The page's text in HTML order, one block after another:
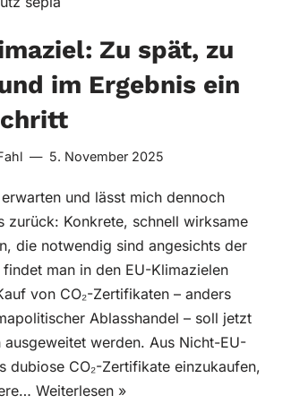
Zu spät, zu
im Ergebnis ein
5. November 2025
und lässt mich dennoch
zurück: Konkrete, schnell wirksame
die notwendig sind angesichts der
man in den EU-Klimazielen
von CO₂-Zertifikaten – anders
Ablasshandel – soll jetzt
ausgeweitet werden. Aus Nicht-EU-
dubiose CO₂-Zertifikate einzukaufen,
Weiterlesen »